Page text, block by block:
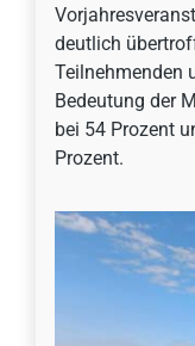
deutlich
Teilnehmenden
Bedeutung der
bei 54 Prozent
Prozent.